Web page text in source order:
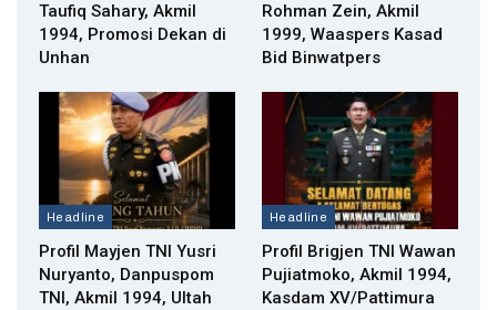
Taufiq Sahary, Akmil
1994, Promosi Dekan di
Unhan
Rohman Zein, Akmil
1999, Waaspers Kasad
Bid Binwatpers
Headline
Profil Mayjen TNI Yusri
Nuryanto, Danpuspom
TNI, Akmil 1994, Ultah
Headline
Profil Brigjen TNI Wawan
Pujiatmoko, Akmil 1994,
Kasdam XV/Pattimura